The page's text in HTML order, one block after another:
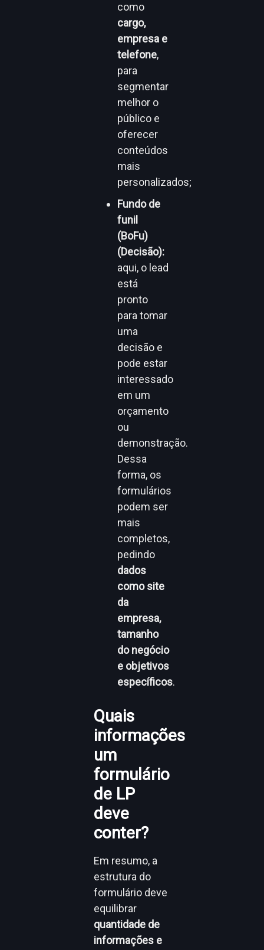
como
cargo,
empresa e
telefone,
para
segmentar
melhor o
público e
oferecer
conteúdos
mais
personalizados;
Fundo de
funil
(BoFu)
(Decisão):
aqui, o lead
está
pronto
para tomar
uma
decisão e
pode estar
interessado
em um
orçamento
ou
demonstração.
Dessa
forma, os
formulários
podem ser
mais
completos,
pedindo
dados
como site
da
empresa,
tamanho
do negócio
e objetivos
específicos.
Quais
informações
um
formulário
de LP
deve
conter?
Em resumo, a
estrutura do
formulário deve
equilibrar
quantidade de
informações e